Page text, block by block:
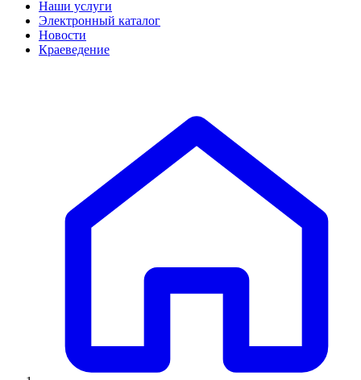
Наши услуги
Электронный каталог
Новости
Краеведение